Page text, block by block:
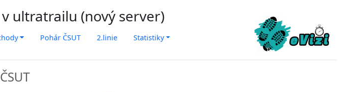
ultratrailu (nový server)
Pohár ČSUT 2.linie Statistiky